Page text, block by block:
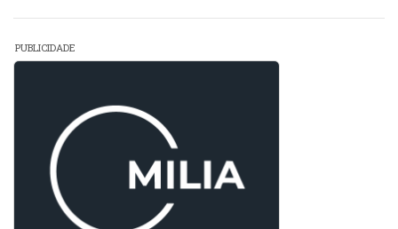
PUBLICIDADE